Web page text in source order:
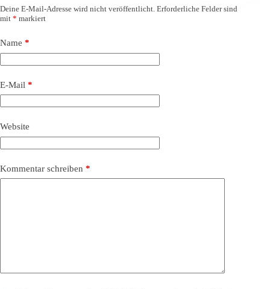
Deine E-Mail-Adresse wird nicht veröffentlicht. Erforderliche Felder sind
mit * markiert
Name *
E-Mail *
Website
Kommentar schreiben *